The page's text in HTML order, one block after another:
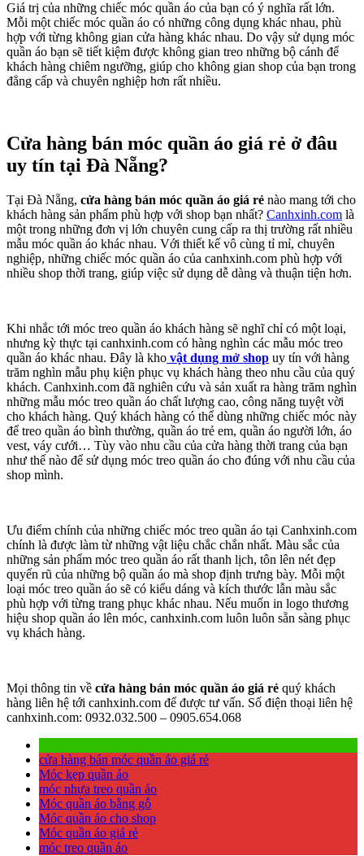
Giá trị của những chiếc móc quần áo của bạn có ý nghĩa rất lớn.
Mỗi một chiếc móc quần áo có những công dụng khác nhau, phù
hợp với từng không gian cửa hàng khác nhau. Do vậy sử dụng móc
quần áo bạn sẽ tiết kiệm được không gian treo những bộ cánh để
khách hàng chiêm ngưỡng, giúp cho không gian shop của bạn trong
đẳng cấp và chuyên nghiệp hơn rất nhiều.
Cửa hàng bán móc quần áo giá rẻ ở đâu
uy tín tại Đà Nẵng?
Tại Đà Nẵng, cửa hàng bán móc quần áo giá rẻ nào mang tới cho
khách hàng sản phẩm phù hợp với shop bạn nhất? Canhxinh.com là
một trong những đơn vị lớn chuyên cung cấp ra thị trường rất nhiều
mẫu móc quần áo khác nhau. Với thiết kế vô cùng tỉ mỉ, chuyên
nghiệp, những chiếc móc quần áo của canhxinh.com phù hợp với
nhiều shop thời trang, giúp việc sử dụng dễ dàng và thuận tiện hơn.
Khi nhắc tới móc treo quần áo khách hàng sẽ nghĩ chỉ có một loại,
nhưng kỳ thực tại canhxinh.com có hàng nghìn các mẫu móc treo
quần áo khác nhau. Đây là kho vật dụng mở shop uy tín với hàng
trăm nghìn mẫu phụ kiện phục vụ khách hàng theo nhu cầu của quý
khách. Canhxinh.com đã nghiên cứu và sản xuất ra hàng trăm nghìn
những mẫu móc treo quần áo chất lượng cao, công năng tuyệt vời
cho khách hàng. Quý khách hàng có thể dùng những chiếc móc này
để treo quần áo bình thường, quần áo trẻ em, quần áo người lớn, áo
vest, váy cưới… Tùy vào nhu cầu của cửa hàng thời trang của bạn
như thế nào để sử dụng móc treo quần áo cho đúng với nhu cầu của
shop mình.
Ưu điểm chính của những chiếc móc treo quần áo tại Canhxinh.com
chính là được làm từ những vật liệu chắc chắn nhất. Màu sắc của
những sản phẩm móc treo quần áo rất thanh lịch, tôn lên nét đẹp
quyến rũ của những bộ quần áo mà shop định trưng bày. Mỗi một
loại móc treo quần áo sẽ có kiểu dáng và kích thước lẫn màu sắc
phù hợp với từng trang phục khác nhau. Nếu muốn in logo thương
hiệu shop quần áo lên móc, canhxinh.com luôn luôn sẵn sàng phục
vụ khách hàng.
Mọi thông tin về cửa hàng bán móc quần áo giá rẻ quý khách
hàng liên hệ tới canhxinh.com để được tư vấn. Số điện thoại liên hệ
canhxinh.com: 0932.032.500 – 0905.654.068
cửa hàng bán móc quần áo giá rẻ
Móc kẹp quần áo
móc nhựa treo quần áo
Móc quần áo bằng gỗ
Móc quần áo cho shop
Móc quần áo giá rẻ
móc treo quần áo